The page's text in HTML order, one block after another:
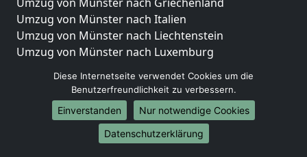
Umzug von Münster nach Italien
Umzug von Münster nach Liechtenstein
Umzug von Münster nach Luxemburg
Umzug von Münster nach Norwegen
Umzüge-Deutschlandweit
Umzug von Münster nach Berlin
Diese Internetseite verwendet Cookies um die
Benutzerfreundlichkeit zu verbessern.
Einverstanden
Nur notwendige Cookies
Datenschutzerklärung